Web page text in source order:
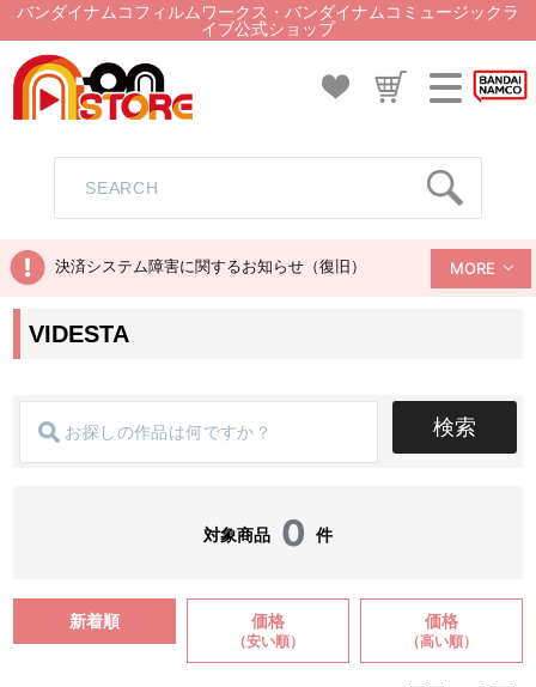
バンダイナムコフィルムワークス・バンダイナムコミュージックラ
イブ公式ショップ
決済システム障害に関するお知らせ（復旧） MORE
VIDESTA
検索
対象商品 0 件
新着順 価格
（安い順）
価格
（高い順）